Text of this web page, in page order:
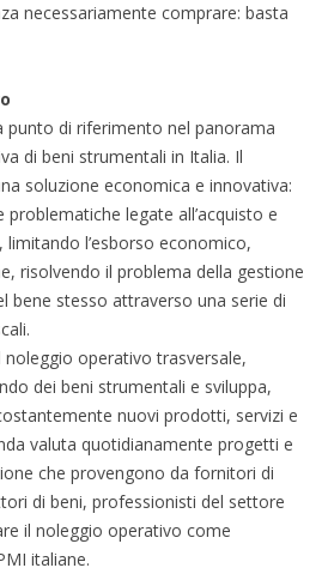
necessariamente comprare: basta
punto di riferimento nel panorama
di beni strumentali in Italia. Il
soluzione economica e innovativa:
legate all’acquisto e
l’esborso economico,
risolvendo il problema della gestione
bene stesso attraverso una serie di
operativo trasversale,
dei beni strumentali e sviluppa,
nuovi prodotti, servizi e
valuta quotidianamente progetti e
che provengono da fornitori di
di beni, professionisti del settore
il noleggio operativo come
italiane.